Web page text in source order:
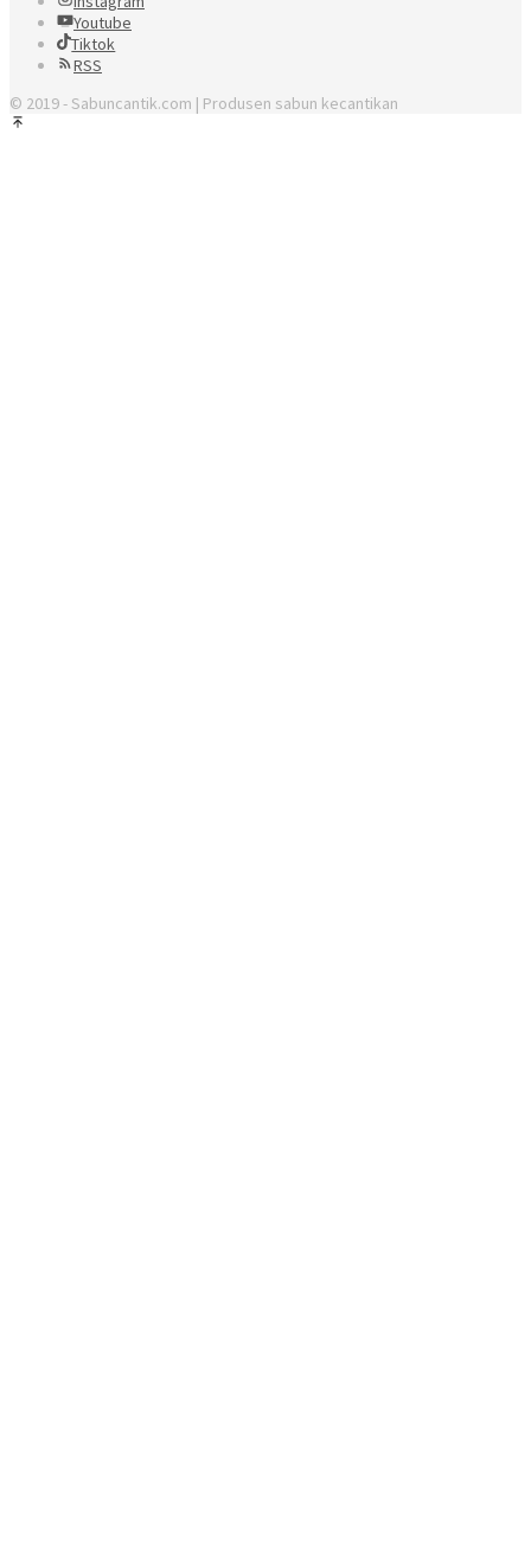
Youtube
Tiktok
RSS
© 2019 - Sabuncantik.com | Produsen sabun kecantikan